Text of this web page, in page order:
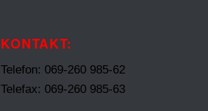
KONTAKT:
Telefon: 069-260 985-62
Telefax: 069-260 985-63